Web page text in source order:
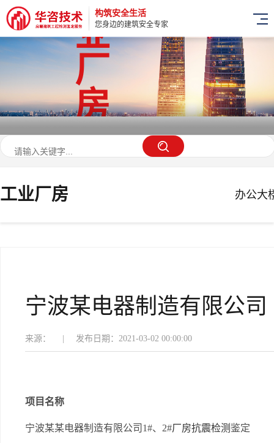
构筑安全生活
您身边的建筑安全专家
业
厂
房
工业厂房 办公大
宁波某电器制造有限公司
来源： 发布日期：2021-03-02 00:00:00
项目名称
宁波某某电器制造有限公司1#、2#厂房抗震检测鉴定